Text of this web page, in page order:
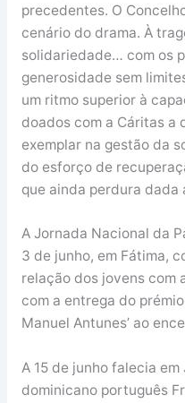
precedentes. O
cenário do drama. À
solidariedade… com os
generosidade sem
um ritmo superior à
doados com a Cáritas a
exemplar na gestão da
do esforço de
que ainda perdura dada
A Jornada Nacional da
3 de junho, em Fátima,
relação dos jovens com
com a entrega do
Manuel Antunes’ ao
A 15 de junho falecia
dominicano português